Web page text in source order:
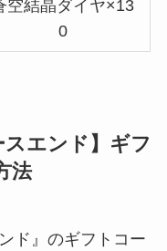
空結晶ダイヤ×13
0
スエンド】ギフ
法
ド』のギフトコー